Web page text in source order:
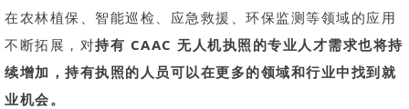
在农林植保、智能巡检、应急救援、环保监测等领域的应用
不断拓展，对持有 CAAC 无人机执照的专业人才需求也将持
续增加，持有执照的人员可以在更多的领域和行业中找到就
业机会。